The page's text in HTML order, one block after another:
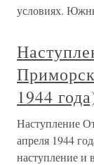
условиях.
1944
Наступление
апреля 1944
наступление и